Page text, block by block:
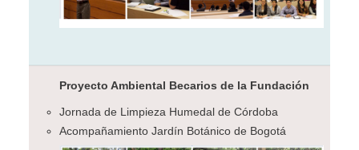
Proyecto Ambiental Becarios de la Fundación
Jornada de Limpieza Humedal de Córdoba
Acompañamiento Jardín Botánico de Bogotá